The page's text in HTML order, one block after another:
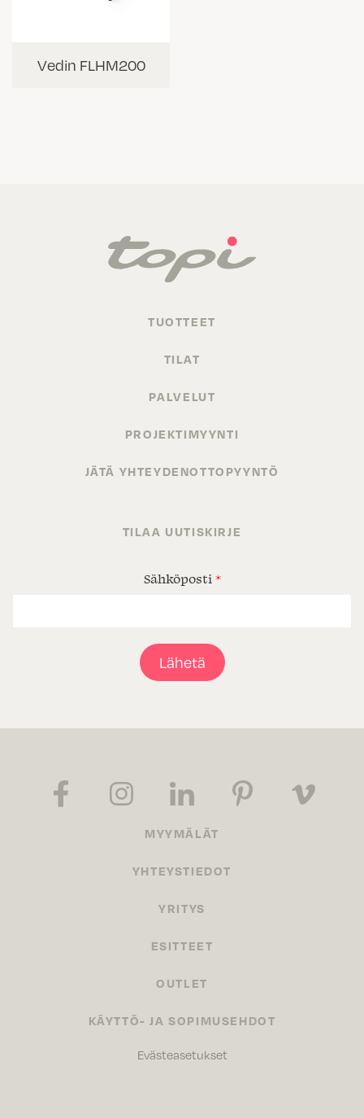
Vedin FLHM200
TUOTTEET
TILAT
PALVELUT
PROJEKTIMYYNTI
JÄTÄ YHTEYDENOTTOPYYNTÖ
TILAA UUTISKIRJE
Sähköposti *
Lähetä
MYYMÄLÄT
YHTEYSTIEDOT
YRITYS
ESITTEET
OUTLET
KÄYTTÖ- JA SOPIMUSEHDOT
Evästeasetukset